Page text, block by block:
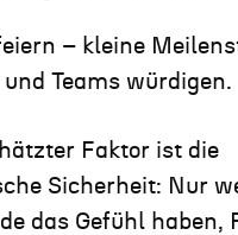
– kleine
Teams würdigen.
Faktor ist die
Sicherheit: Nur
das Gefühl haben,